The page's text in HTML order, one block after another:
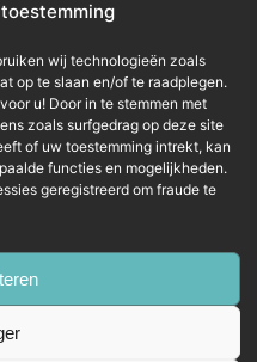
wij technologieën zoals
op te slaan en/of te raadplegen.
u! Door in te stemmen met
zoals surfgedrag op deze site
of uw toestemming intrekt, kan
functies en mogelijkheden.
geregistreerd om fraude te